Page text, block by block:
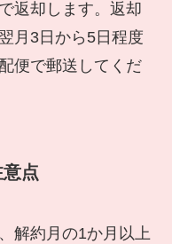
返却します。返却
月3日から5日程度
便で郵送してくだ
点
解約月の1か月以上